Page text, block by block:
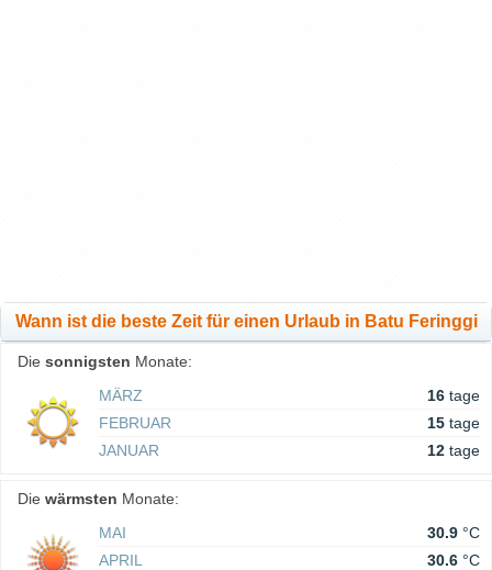
Wann ist die beste Zeit für einen Urlaub in Batu Feringgi
Die sonnigsten Monate:
MÄRZ
16 tage
FEBRUAR
15 tage
JANUAR
12 tage
Die wärmsten Monate:
MAI
30.9 °C
APRIL
30.6 °C